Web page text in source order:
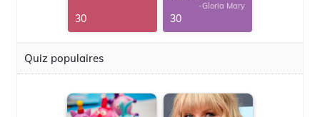
30
-Gloria Mary
30
Quiz populaires